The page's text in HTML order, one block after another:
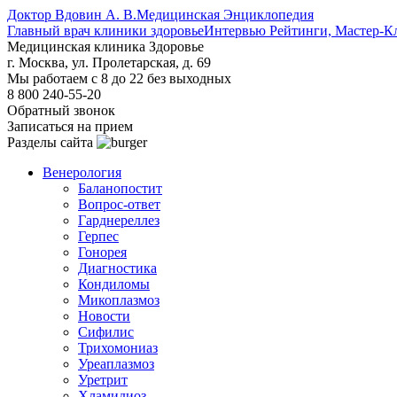
Доктор Вдовин А. В.Медицинская Энциклопедия
Главный врач клиники здоровьеИнтервью Рейтинги, Мастер-
Медицинская клиника Здоровье
г. Москва, ул. Пролетарская, д. 69
Мы работаем с 8 до 22 без выходных
8 800 240-55-20
Обратный звонок
Записаться на прием
Разделы сайта
Венерология
Баланопостит
Вопрос-ответ
Гарднереллез
Герпес
Гонорея
Диагностика
Кондиломы
Микоплазмоз
Новости
Сифилис
Трихомониаз
Уреаплазмоз
Уретрит